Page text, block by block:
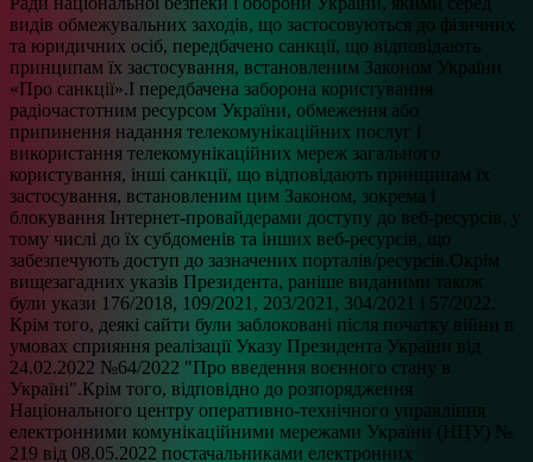
видів обмежувальних заходів, що застосовуються до фізичних
та юридичних осіб, передбачено санкції, що відповідають
принципам їх застосування, встановленим Законом України
«Про санкції».І передбачена заборона користування
радіочастотним ресурсом України, обмеження або
припинення надання телекомунікаційних послуг і
використання телекомунікаційних мереж загального
користування, інші санкції, що відповідають принципам їх
застосування, встановленим цим Законом, зокрема і
блокування Інтернет-провайдерами доступу до веб-ресурсів, у
тому числі до їх субдоменів та інших веб-ресурсів, що
забезпечують доступ до зазначених порталів/ресурсів.Окрім
вищезагадних указів Президента, раніше виданими також
були укази 176/2018, 109/2021, 203/2021, 304/2021 і 57/2022.
Крім того, деякі сайти були заблоковані після початку війни в
умовах сприяння реалізації Указу Президента України від
24.02.2022 №64/2022 "Про введення воєнного стану в
Україні".Крім того, відповідно до розпорядження
Національного центру оперативно-технічного управління
електронними комунікаційними мережами України (НЦУ) №
219 від 08.05.2022 постачальниками електронних